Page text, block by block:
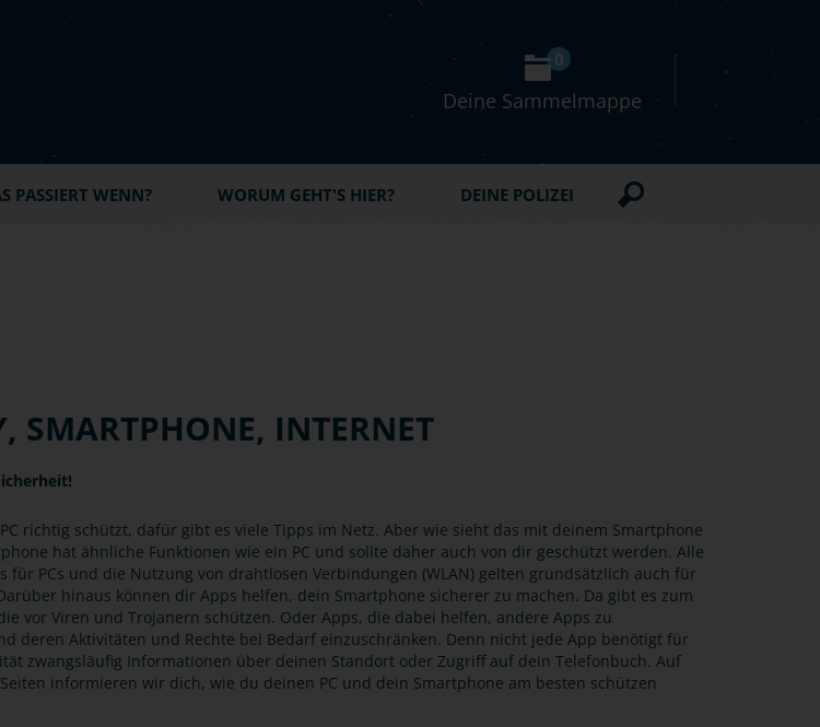
Deine Sammelmappe
0
PASSIERT WENN? WORUM GEHT'S HIER? DEINE POLIZEI
SMARTPHONE, INTERNET
richtig schützt, dafür gibt es viele Tipps im Netz. Aber wie sieht das mit deinem Smartphone
hat ähnliche Funktionen wie ein PC und sollte daher auch von dir geschützt werden. Alle
für PCs und die Nutzung von drahtlosen Verbindungen (WLAN) gelten grundsätzlich auch für
hinaus können dir Apps helfen, dein Smartphone sicherer zu machen. Da gibt es zum
vor Viren und Trojanern schützen. Oder Apps, die dabei helfen, andere Apps zu
deren Aktivitäten und Rechte bei Bedarf einzuschränken. Denn nicht jede App benötigt für
zwangsläufig Informationen über deinen Standort oder Zugriff auf dein Telefonbuch. Auf
informieren wir dich, wie du deinen PC und dein Smartphone am besten schützen